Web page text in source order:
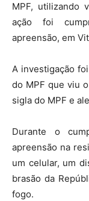
MPF, utilizando
ação foi
apreensão, em
A investigação
do MPF que viu
sigla do MPF e
Durante o
apreensão na
um celular, um
brasão da
fogo.